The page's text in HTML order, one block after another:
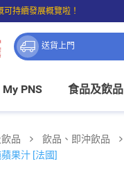
可持續發展概覽啦！
費送貨；滿$100即可免費店取。
送貨上門
My PNS 食品及飲品
品 飲品、即沖飲品
果汁 [法國]